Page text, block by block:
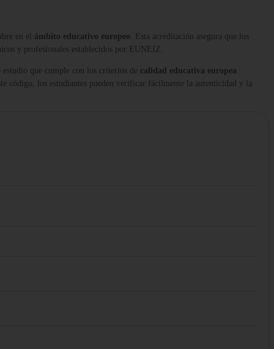
en el ámbito educativo europeo. Esta acreditación asegura que los
y profesionales establecidos por EUNEIZ.
que cumple con los criterios de calidad educativa europea.
código, los estudiantes pueden verificar fácilmente la autenticidad y la